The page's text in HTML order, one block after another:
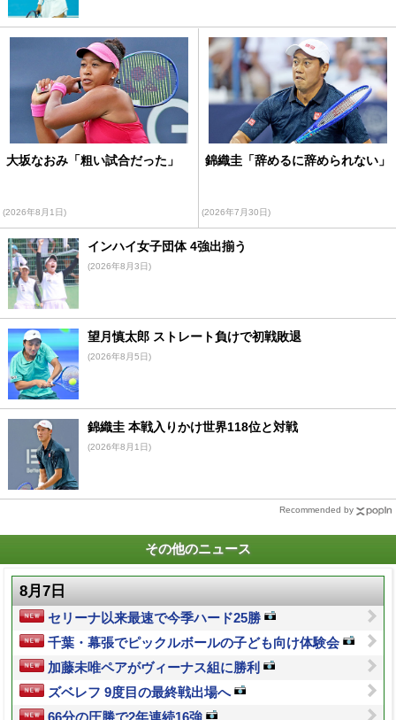
大坂なおみ「粗い試合だった」
(2026年8月1日)
錦織圭「辞めるに辞められない」
(2026年7月30日)
インハイ女子団体 4強出揃う
(2026年8月3日)
望月慎太郎 ストレート負けで初戦敗退
(2026年8月5日)
錦織圭 本戦入りかけ世界118位と対戦
(2026年8月1日)
Recommended by
その他のニュース
8月7日
セリーナ以来最速で今季ハード25勝
千葉・幕張でピックルボールの子ども向け体験会
加藤未唯ペアがヴィーナス組に勝利
ズベレフ 9度目の最終戦出場へ